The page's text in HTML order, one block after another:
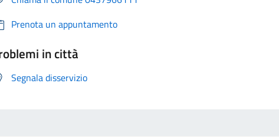
Prenota un appuntamento
in città
Segnala disservizio